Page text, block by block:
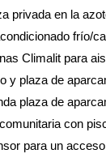
privada en la
frío/
Climalit para
y plaza de
plaza de
con
para un